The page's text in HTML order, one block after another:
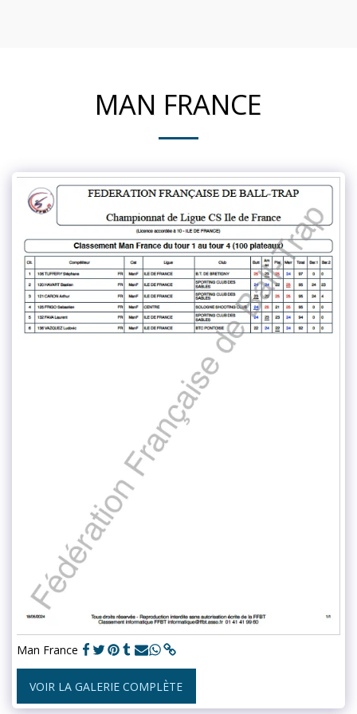
MAN FRANCE
Man France
VOIR LA GALERIE COMPLÈTE